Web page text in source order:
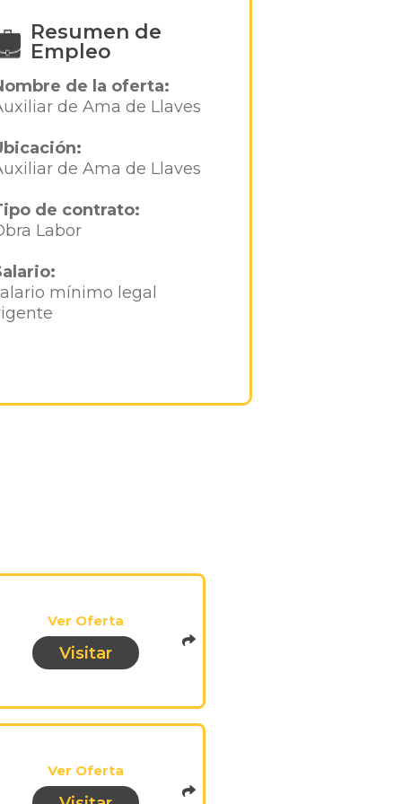
Resumen de
Empleo
de la oferta:
de Ama de Llaves
de Ama de Llaves
de contrato:
Labor
mínimo legal
Ver Oferta
Visitar
Ver Oferta